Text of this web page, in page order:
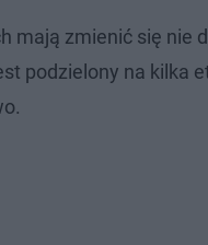
mają zmienić się nie
podzielony na kilka